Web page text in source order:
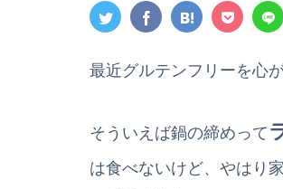
最近グルテンフリーを心
そういえば鍋の締めって
は食べないけど、やはり